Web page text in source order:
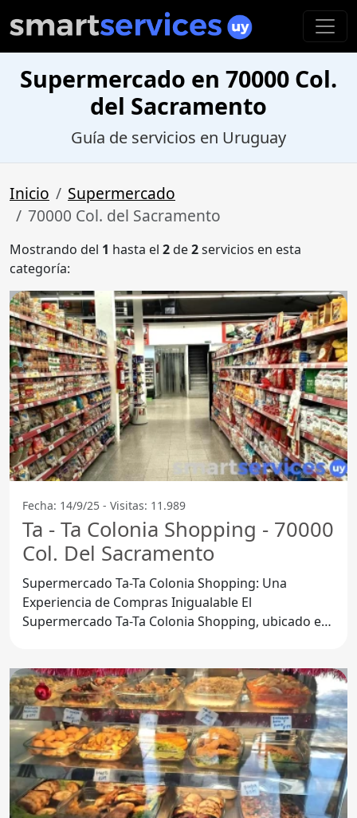
Supermercado en 70000 Col.
del Sacramento
Guía de servicios en Uruguay
Inicio
Supermercado
70000 Col. del Sacramento
Mostrando del 1 hasta el 2de2servicios en esta
categoría:
Fecha: 14/9/25 - Visitas: 11.989
Ta - Ta Colonia Shopping - 70000
Col. Del Sacramento
Supermercado Ta-Ta Colonia Shopping: Una
Experiencia de Compras Inigualable El
Supermercado Ta-Ta Colonia Shopping, ubicado en